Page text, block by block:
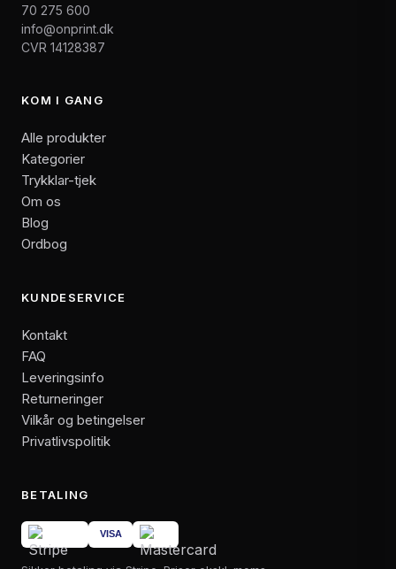
70 275 600
info@onprint.dk
CVR 14128387
KOM I GANG
Alle produkter
Kategorier
Trykklar-tjek
Om os
Blog
Ordbog
KUNDESERVICE
Kontakt
FAQ
Leveringsinfo
Returneringer
Vilkår og betingelser
Privatlivspolitik
BETALING